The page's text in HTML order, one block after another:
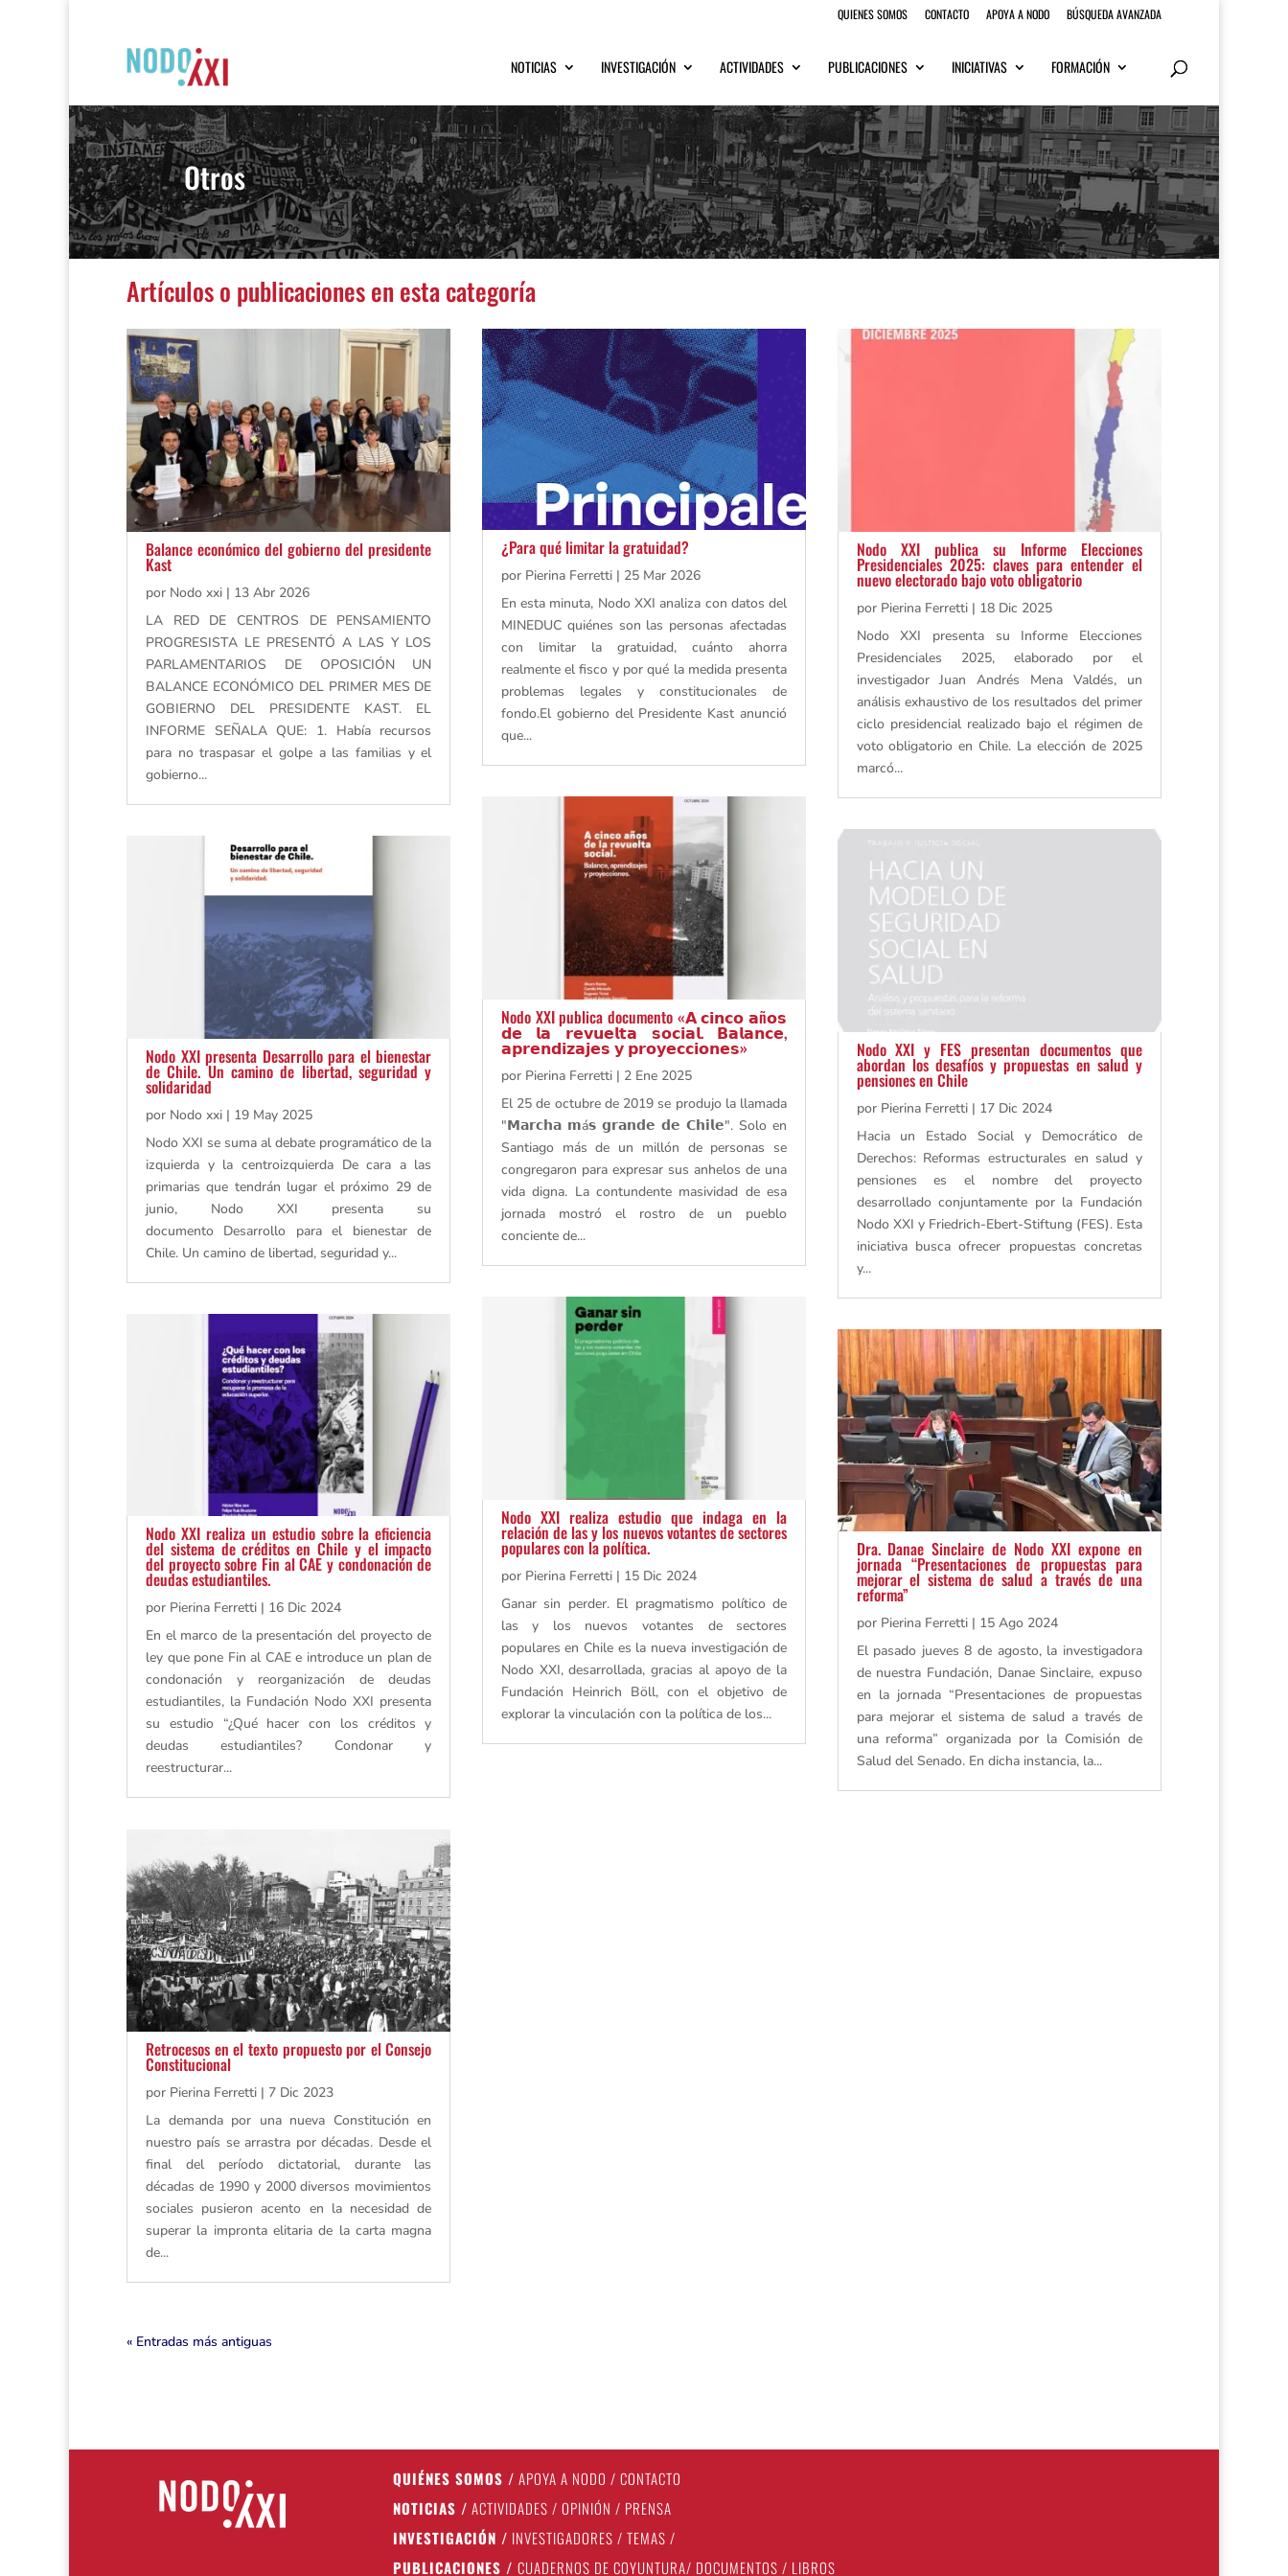
QUIENES SOMOS CONTACTO APOYA A NODO BÚSQUEDA AVANZADA
NOTICIAS INVESTIGACIÓN ACTIVIDADES PUBLICACIONES INICIATIVAS FORMACIÓN
Otros
Artículos o publicaciones en esta categoría
Balance económico del gobierno del presidente
Kast
por Nodo xxi | 13 Abr 2026
LA RED DE CENTROS DE PENSAMIENTO
PROGRESISTA LE PRESENTÓ A LAS Y LOS
PARLAMENTARIOS DE OPOSICIÓN UN
BALANCE ECONÓMICO DEL PRIMER MES DE
GOBIERNO DEL PRESIDENTE KAST. EL
INFORME SEÑALA QUE: 1. Había recursos
para no traspasar el golpe a las familias y el
gobierno...
Nodo XXI presenta Desarrollo para el bienestar
de Chile. Un camino de libertad, seguridad y
solidaridad
por Nodo xxi | 19 May 2025
Nodo XXI se suma al debate programático de la
izquierda y la centroizquierda De cara a las
primarias que tendrán lugar el próximo 29 de
junio, Nodo XXI presenta su
documento Desarrollo para el bienestar de
Chile. Un camino de libertad, seguridad y...
Nodo XXI realiza un estudio sobre la eficiencia
del sistema de créditos en Chile y el impacto
del proyecto sobre Fin al CAE y condonación de
deudas estudiantiles.
por Pierina Ferretti | 16 Dic 2024
En el marco de la presentación del proyecto de
ley que pone Fin al CAE e introduce un plan de
condonación y reorganización de deudas
estudiantiles, la Fundación Nodo XXI presenta
su estudio “¿Qué hacer con los créditos y
deudas estudiantiles? Condonar y
reestructurar...
Retrocesos en el texto propuesto por el Consejo
Constitucional
por Pierina Ferretti | 7 Dic 2023
La demanda por una nueva Constitución en
nuestro país se arrastra por décadas. Desde el
final del período dictatorial, durante las
décadas de 1990 y 2000 diversos movimientos
sociales pusieron acento en la necesidad de
superar la impronta elitaria de la carta magna
de...
¿Para qué limitar la gratuidad?
por Pierina Ferretti| 25 Mar 2026
En esta minuta, Nodo XXI analiza con datos del
MINEDUC quiénes son las personas afectadas
con limitar la gratuidad, cuánto ahorra
realmente el fisco y por qué la medida presenta
problemas legales y constitucionales de
fondo.El gobierno del Presidente Kast anunció
que...
Nodo XXI publica documento «𝗔 𝗰𝗶𝗻𝗰𝗼 𝗮ñ𝗼𝘀
𝗱𝗲 𝗹𝗮 𝗿𝗲𝘃𝘂𝗲𝗹𝘁𝗮 𝘀𝗼𝗰𝗶𝗮𝗹. 𝗕𝗮𝗹𝗮𝗻𝗰𝗲,
𝗮𝗽𝗿𝗲𝗻𝗱𝗶𝘇𝗮𝗷𝗲𝘀 𝘆 𝗽𝗿𝗼𝘆𝗲𝗰𝗰𝗶𝗼𝗻𝗲𝘀»
por Pierina Ferretti| 2 Ene 2025
El 25 de octubre de 2019 se produjo la llamada
"𝗠𝗮𝗿𝗰𝗵𝗮 𝗺á𝘀 𝗴𝗿𝗮𝗻𝗱𝗲 𝗱𝗲 𝗖𝗵𝗶𝗹𝗲". Solo en
Santiago más de un millón de personas se
congregaron para expresar sus anhelos de una
vida digna. La contundente masividad de esa
jornada mostró el rostro de un pueblo
conciente de...
Nodo XXI realiza estudio que indaga en la
relación de las y los nuevos votantes de sectores
populares con la política.
por Pierina Ferretti| 15 Dic 2024
Ganar sin perder. El pragmatismo político de
las y los nuevos votantes de sectores
populares en Chile es la nueva investigación de
Nodo XXI, desarrollada, gracias al apoyo de la
Fundación Heinrich Böll, con el objetivo de
explorar la vinculación con la política de los...
Nodo XXI publica su Informe Elecciones
Presidenciales 2025: claves para entender el
nuevo electorado bajo voto obligatorio
por Pierina Ferretti| 18 Dic 2025
Nodo XXI presenta su Informe Elecciones
Presidenciales 2025, elaborado por el
investigador Juan Andrés Mena Valdés, un
análisis exhaustivo de los resultados del primer
ciclo presidencial realizado bajo el régimen de
voto obligatorio en Chile. La elección de 2025
marcó...
Nodo XXI y FES presentan documentos que
abordan los desafíos y propuestas en salud y
pensiones en Chile
por Pierina Ferretti| 17 Dic 2024
Hacia un Estado Social y Democrático de
Derechos: Reformas estructurales en salud y
pensiones es el nombre del proyecto
desarrollado conjuntamente por la Fundación
Nodo XXI y Friedrich-Ebert-Stiftung (FES). Esta
iniciativa busca ofrecer propuestas concretas
y...
Dra. Danae Sinclaire de Nodo XXI expone en
jornada “Presentaciones de propuestas para
mejorar el sistema de salud a través de una
reforma”
por Pierina Ferretti| 15 Ago 2024
El pasado jueves 8 de agosto, la investigadora
de nuestra Fundación, Danae Sinclaire, expuso
en la jornada “Presentaciones de propuestas
para mejorar el sistema de salud a través de
una reforma” organizada por la Comisión de
Salud del Senado. En dicha instancia, la...
« Entradas más antiguas
QUIÉNES SOMOS / APOYA A NODO /CONTACTO
NOTICIAS / ACTIVIDADES /OPINIÓN / PRENSA
INVESTIGACIÓN / INVESTIGADORES /TEMAS /
PUBLICACIONES /CUADERNOS DE COYUNTURA/ DOCUMENTOS / LIBROS